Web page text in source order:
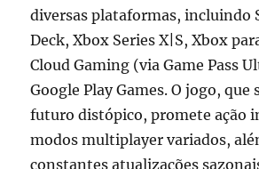
diversas plataformas, incluindo
Deck, Xbox Series X|S, Xbox
Cloud Gaming (via Game Pass
Google Play Games. O jogo, que
futuro distópico, promete ação
modos multiplayer variados,
constantes atualizações